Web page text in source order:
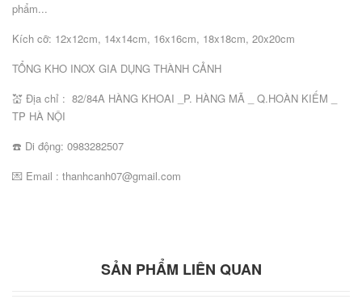
phẩm...
Kích cỡ: 12x12cm, 14x14cm, 16x16cm, 18x18cm, 20x20cm
TỔNG KHO INOX GIA DỤNG THÀNH CẢNH
💒 Địa chỉ : 82/84A HÀNG KHOAI _P. HÀNG MÃ _ Q.HOÀN KIẾM _
TP HÀ NỘI
☎️ Di động: 0983282507
💌 Email : thanhcanh07@gmail.com
SẢN PHẨM LIÊN QUAN